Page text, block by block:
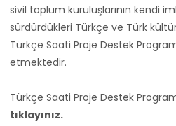
sivil toplum kuruluşlarının kendi
sürdürdükleri Türkçe ve Türk
Türkçe Saati Proje Destek
etmektedir.
Türkçe Saati Proje Destek
tıklayınız.